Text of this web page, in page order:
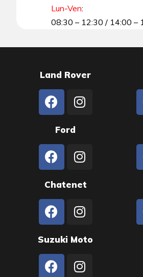
Lun-Ven:
08:30 – 12:30 / 14:00 –
Land Rover
Ford
Chatenet
Suzuki Moto